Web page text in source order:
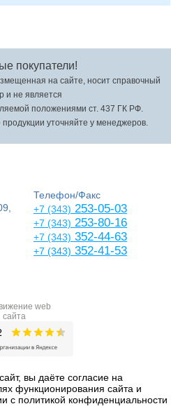
покупатели!
на сайте, носит справочный
и не является
положениями ст. 437 ГК РФ.
уточняйте у менеджеров.
Телефон/Факс
+7 (343) 253-05-03
+7 (343) 253-80-16
+7 (343) 352-44-63
+7 (343) 352-41-53
web
сайта
вы даёте согласие на
функционирования сайта и
с политикой конфиденциальности